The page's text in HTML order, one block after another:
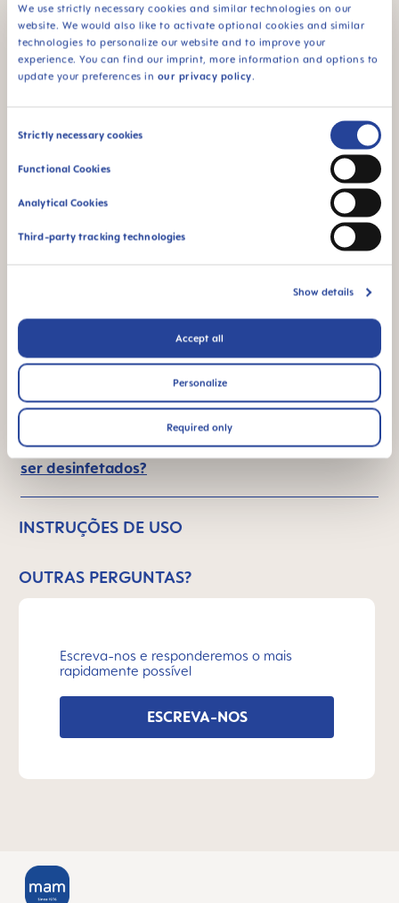
We use strictly necessary cookies and similar technologies on our
website. We would also like to activate optional cookies and similar
technologies to personalize our website and to improve your
experience. You can find our imprint, more information and options to
update your preferences in our privacy policy.
Consent
Strictly necessary cookies
Functional Cookies
Analytical Cookies
Third-party tracking technologies
Show details
Accept all
Personalize
Required only
MAM são feitos a
partir de materiais
livres de BPA e BPS.
FAQ
Como funciona o esterilizador a vapor para o
Que aparelhos microondas são
recomendados para o processo de
Durante quantos minutos devem os produtos
ser desinfetados?
INSTRUÇÕES DE USO
OUTRAS PERGUNTAS?
Escreva-nos e responderemos o mais
rapidamente possível
ESCREVA-NOS